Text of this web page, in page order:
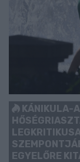
KÁNIKULA-
EGYELŐRE